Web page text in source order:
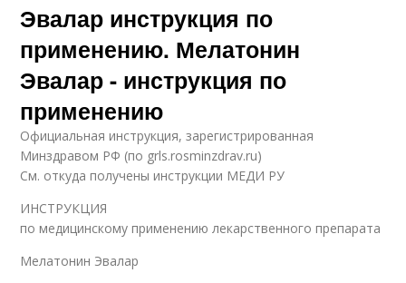
Эвалар инструкция по
применению. Мелатонин
Эвалар - инструкция по
применению
Официальная инструкция, зарегистрированная
Минздравом РФ (по grls.rosminzdrav.ru)
См. откуда получены инструкции МЕДИ РУ
ИНСТРУКЦИЯ
по медицинскому применению лекарственного препарата
Мелатонин Эвалар